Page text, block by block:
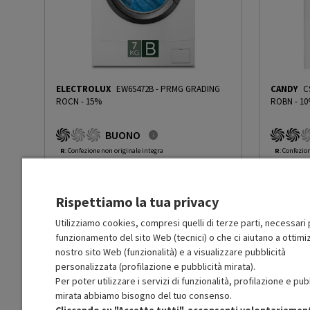
Consumo ponderato di acqua
Classe efficienza centrifuga
Classe emissione rumore
Centrifuga min (giri/min)
Capacità di carico lavaggio
max (Kg)
9
Consumo energetico modo
spento (W)
0.5
ELECTROLUX EW6S472B- PRMG GRADING
ROCN - 15%
BUONO
R: Confezione non originale integra
O: Accessori principali presenti
Prodotto Nuovo 549.99 -15%
Ricondizionato 467.49
Aggiungi al carrello
CANDY
ROBN -
R:
O:
In
Rispettiamo la tua privacy
Utilizziamo cookies, compresi quelli di terze parti, necessari
funzionamento del sito Web (tecnici) o che ci aiutano a
nostro sito Web (funzionalità) e a visualizzare pubblicità
personalizzata (profilazione e pubblicità mirata).
Per poter utilizzare i servizi di funzionalità, profilazione e
mirata abbiamo bisogno del tuo consenso.